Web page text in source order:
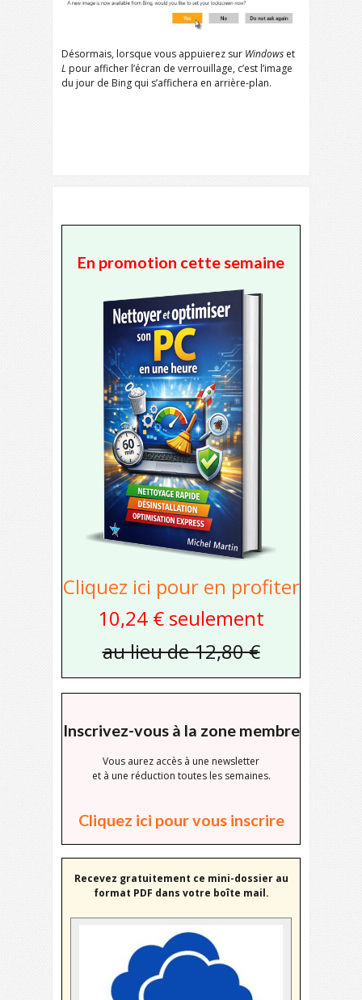
Désormais, lorsque vous appuierez sur Windows et
L pour afficher l’écran de verrouillage, c’est l’image
du jour de Bing qui s’affichera en arrière-plan.
En promotion cette semaine
Cliquez ici pour en profiter
10,24 € seulement
au lieu de 12,80 €
Inscrivez-vous à la zone membre
Vous aurez accès à une newsletter
et à une réduction toutes les semaines.
Cliquez ici pour vous inscrire
Recevez gratuitement ce mini-dossier au
format PDF dans votre boîte mail.